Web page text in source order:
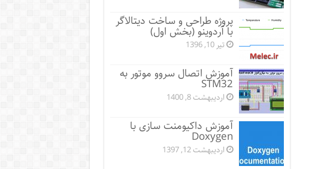
پروژه طراحی و ساخت دیتالاگر
با آردوینو (بخش اول)
تیر 10, 1396
آموزش اتصال سروو موتور به
STM32
اردیبهشت 8, 1400
آموزش داکیومنت سازی با
Doxygen
اردیبهشت 12, 1397